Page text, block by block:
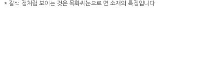
* 갈색 점처럼 보이는 것은 목화씨눈으로 면 소재의 특징입니다